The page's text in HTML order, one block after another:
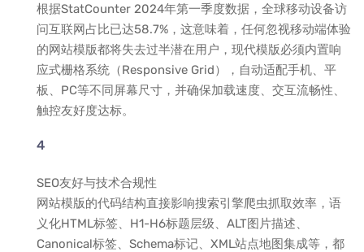
根据StatCounter 2024年第一季度数据，全球移动设备访
问互联网占比已达58.7%，这意味着，任何忽视移动端体验
的网站模版都将失去过半潜在用户，现代模版必须内置响
应式栅格系统（Responsive Grid），自动适配手机、平
板、PC等不同屏幕尺寸，并确保加载速度、交互流畅性、
触控友好度达标。
SEO友好与技术合规性
网站模版的代码结构直接影响搜索引擎爬虫抓取效率，语
义化HTML标签、H1-H6标题层级、ALT图片描述、
Canonical标签、Schema标记、XML站点地图集成等，都